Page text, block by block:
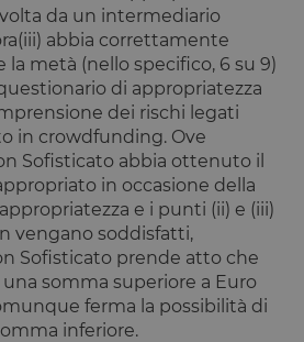
da un intermediario
abbia correttamente
metà (nello specifico, 6 su 9)
di appropriatezza
dei rischi legati
in crowdfunding. Ove
Sofisticato abbia ottenuto il
in occasione della
e i punti (ii) e (iii)
vengano soddisfatti,
Sofisticato prende atto che
somma superiore a Euro
ferma la possibilità di
inferiore.
.opstart.it
1 anno 1
mese
Questo cookie
viene utilizzato
da Google
Analytics per
mantenere lo
stato della
sessione.
.opstart.it
1 anno 1
mese
Questo cookie
viene utilizzato
da Google
Analytics per
mantenere lo
sessione.
Google LLC
.opstart.it
1 anno 1
Questo nome di
cookie è
associato a
Scadenza Descrizione
LLC
15 minuti
Questo
cookie è
impostato
da
DoubleClick
(che è di
proprietà di
Google) per
determinare
se il browser
del
visitatore
del sito web
supporta i
cookie.
Meta Platform
2 mesi 4
settimane
Utilizzato da
Facebook
Sessione
Questo
utilizzato per
monitorare gli
utenti
attraverso le
sessioni per
ottimizzare
l'esperienza
dell'utente
mantenendo
la coerenza
della sessione
e fornendo
servizi
personalizzati.